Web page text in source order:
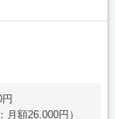
額26,000円）